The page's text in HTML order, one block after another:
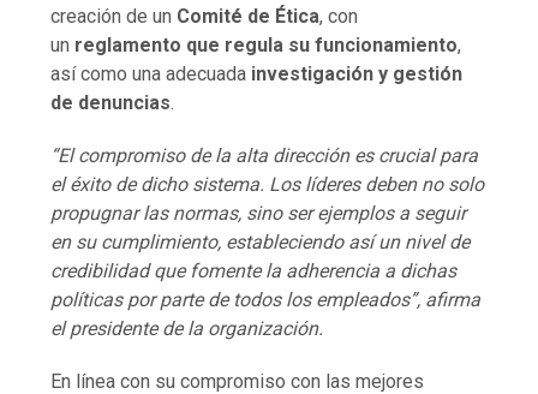
creación de un Comité de Ética, con
un reglamento que regula su funcionamiento,
así como una adecuada investigación y gestión
de denuncias.
“El compromiso de la alta dirección es crucial para
el éxito de dicho sistema. Los líderes deben no solo
propugnar las normas, sino ser ejemplos a seguir
en su cumplimiento, estableciendo así un nivel de
credibilidad que fomente la adherencia a dichas
políticas por parte de todos los empleados”, afirma
el presidente de la organización.
En línea con su compromiso con las mejores